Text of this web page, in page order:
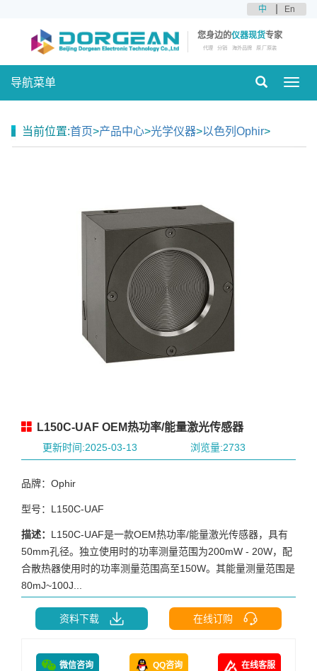
中 En
您身边的仪器现货专家
代理 分销 海外品牌 原厂原装
导航菜单
当前位置:首页>产品中心>光学仪器>以色列Ophir>
L150C-UAF OEM热功率/能量激光传感器
更新时间:2025-03-13 浏览量:2733
品牌：Ophir
型号：L150C-UAF
描述： L150C-UAF是一款OEM热功率/能量激光传感器，具有
50mm孔径。独立使用时的功率测量范围为200mW - 20W，配
合散热器使用时的功率测量范围高至150W。其能量测量范围是
80mJ~100J...
资料下载 在线订购
微信咨询 QQ咨询 在线客服